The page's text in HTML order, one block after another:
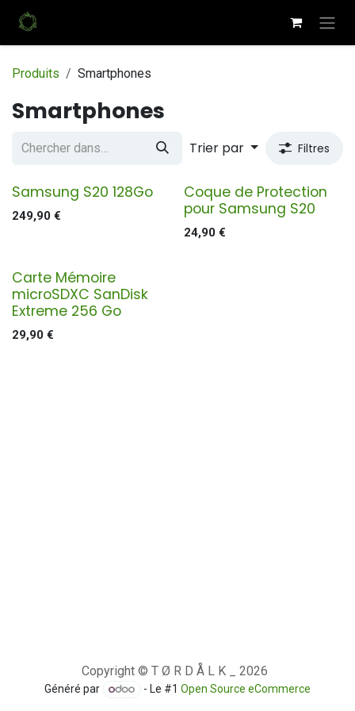
Se rendre au contenu
Produits Smartphones
Smartphones
Trier par Filtres
Samsung S20 128Go
249,90 €
Coque de Protection
pour Samsung S20
24,90€
Carte Mémoire
microSDXC SanDisk
Extreme 256 Go
29,90 €
Copyright © T Ø R D Å L K _ 2026
Généré par - Le #1 Open Source eCommerce